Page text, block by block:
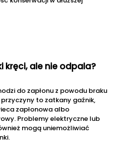
kręci, ale nie odpala?
do zapłonu z powodu braku
to zatkany gaźnik,
zapłonowa albo
Problemy elektryczne lub
mogą uniemożliwiać